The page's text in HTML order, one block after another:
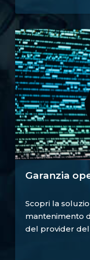
Garanzia
Scopri la
mantenimento
del provider